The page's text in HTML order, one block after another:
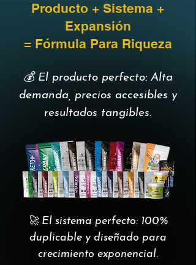
Producto + Sistema +
Expansión
= Fórmula Para Riqueza
💰 El producto perfecto: Alta
demanda, precios accesibles y
resultados tangibles.
🚀 El sistema perfecto: 100%
duplicable y diseñado para
crecimiento exponencial.